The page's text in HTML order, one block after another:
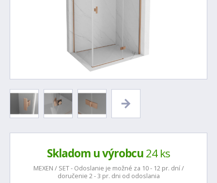
Skladom u výrobcu24 ks
MEXEN / SET - Odoslanie je možné za 10 - 12 pr. dní /
doručenie 2 - 3 pr. dni od odoslania